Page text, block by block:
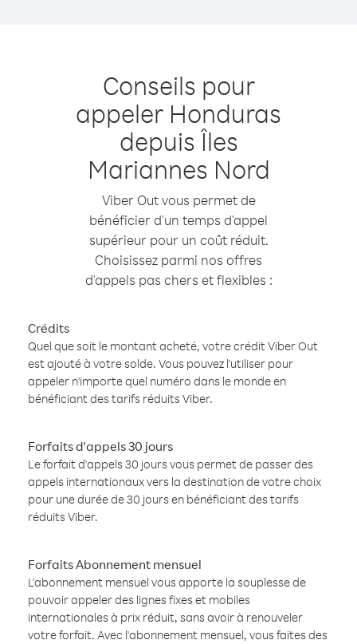
Conseils pour
appeler Honduras
depuis Îles
Mariannes Nord
Viber Out vous permet de
bénéficier d'un temps d'appel
supérieur pour un coût réduit.
Choisissez parmi nos offres
d'appels pas chers et flexibles :
Crédits
Quel que soit le montant acheté, votre crédit Viber Out
est ajouté à votre solde. Vous pouvez l'utiliser pour
appeler n'importe quel numéro dans le monde en
bénéficiant des tarifs réduits Viber.
Forfaits d'appels 30 jours
Le forfait d'appels 30 jours vous permet de passer des
appels internationaux vers la destination de votre choix
pour une durée de 30 jours en bénéficiant des tarifs
réduits Viber.
Forfaits Abonnement mensuel
L'abonnement mensuel vous apporte la souplesse de
pouvoir appeler des lignes fixes et mobiles
internationales à prix réduit, sans avoir à renouveler
votre forfait. Avec l'abonnement mensuel, vous faites des